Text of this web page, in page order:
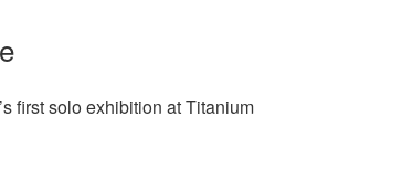
first solo exhibition at Titanium